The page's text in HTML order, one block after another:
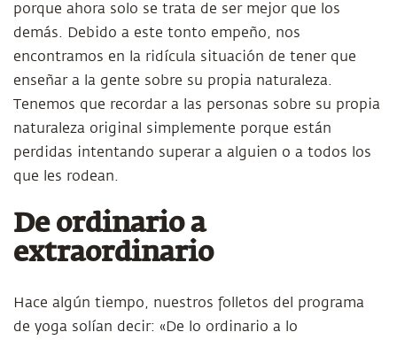
porque ahora solo se trata de ser mejor que los
demás. Debido a este tonto empeño, nos
encontramos en la ridícula situación de tener que
enseñar a la gente sobre su propia naturaleza.
Tenemos que recordar a las personas sobre su propia
naturaleza original simplemente porque están
perdidas intentando superar a alguien o a todos los
que les rodean.
De ordinario a
extraordinario
Hace algún tiempo, nuestros folletos del programa
de yoga solían decir: «De lo ordinario a lo